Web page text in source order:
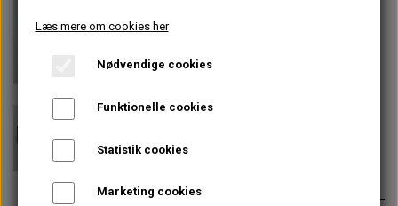
VANDPOLERINGPå lager
Inderpanel og
Yderpanel Højre
Bag
132,80 kr.
Læs mere om cookies her
Nødvendige cookies
Funktionelle cookies
Statistik cookies
Marketing cookies